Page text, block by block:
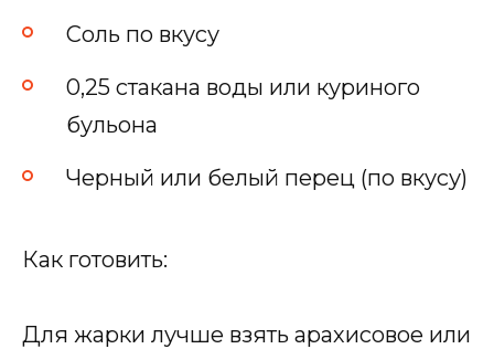
Соль по вкусу
0,25 стакана воды или куриного
бульона
Черный или белый перец (по вкусу)
Как готовить:
Для жарки лучше взять арахисовое или